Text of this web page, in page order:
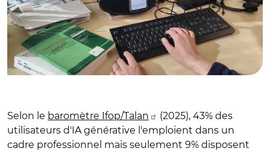
Selon le baromètre Ifop/Talan
(2025), 43% des
utilisateurs d'IA générative l'emploient dans un
cadre professionnel mais seulement 9% disposent